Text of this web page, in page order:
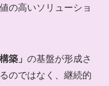
の高いソリューショ
築」 の基盤が形成さ
のではなく、継続的